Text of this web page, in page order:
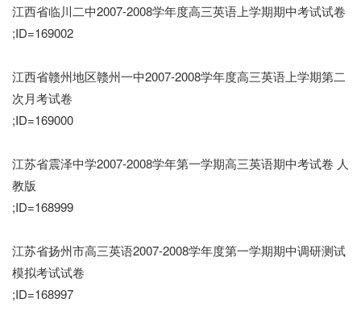
江西省临川二中2007-2008学年度高三英语上学期期中考试试卷
;ID=169002
江西省赣州地区赣州一中2007-2008学年度高三英语上学期第二
次月考试卷
;ID=169000
江苏省震泽中学2007-2008学年第一学期高三英语期中考试卷 人
教版
;ID=168999
江苏省扬州市高三英语2007-2008学年度第一学期期中调研测试
模拟考试试卷
;ID=168997